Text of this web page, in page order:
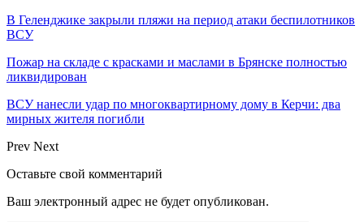
В Геленджике закрыли пляжи на период атаки беспилотников
ВСУ
Пожар на складе с красками и маслами в Брянске полностью
ликвидирован
ВСУ нанесли удар по многоквартирному дому в Керчи: два
мирных жителя погибли
Prev Next
Оставьте свой комментарий
Ваш электронный адрес не будет опубликован.